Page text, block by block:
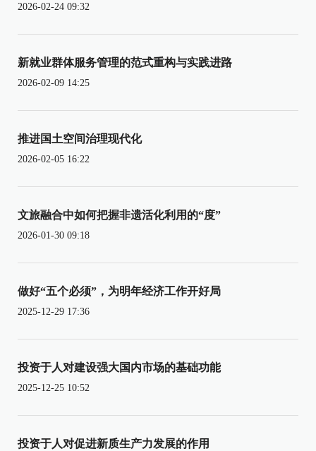
2026-02-24 09:32
新就业群体服务管理的范式重构与实践进路
2026-02-09 14:25
推进国土空间治理现代化
2026-02-05 16:22
文旅融合中如何把握非遗活化利用的“度”
2026-01-30 09:18
做好“五个必须”，为明年经济工作开好局
2025-12-29 17:36
投资于人对建设强大国内市场的基础功能
2025-12-25 10:52
投资于人对促进新质生产力发展的作用